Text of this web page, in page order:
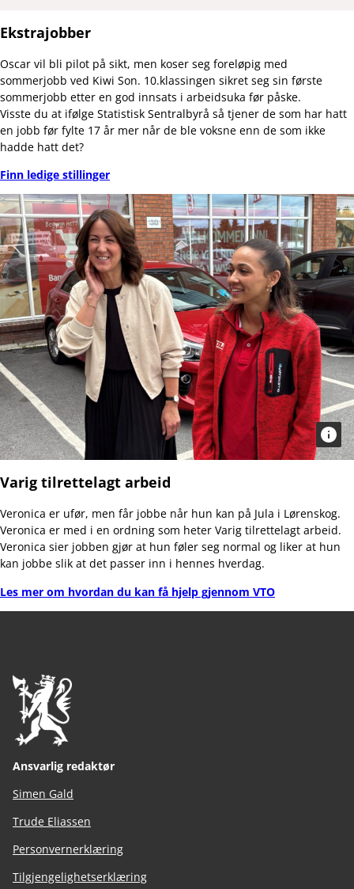
Ekstrajobber
Oscar vil bli pilot på sikt, men koser seg foreløpig med
sommerjobb ved Kiwi Son. 10.klassingen sikret seg sin første
sommerjobb etter en god innsats i arbeidsuka før påske.
Visste du at ifølge Statistisk Sentralbyrå så tjener de som har hatt
en jobb før fylte 17 år mer når de ble voksne enn de som ikke
hadde hatt det?
Finn ledige stillinger
Varig tilrettelagt arbeid
Veronica er ufør, men får jobbe når hun kan på Jula i Lørenskog.
Veronica er med i en ordning som heter Varig tilrettelagt arbeid.
Veronica sier jobben gjør at hun føler seg normal og liker at hun
kan jobbe slik at det passer inn i hennes hverdag.
Les mer om hvordan du kan få hjelp gjennom VTO
Ansvarlig redaktør
Simen Gald
Trude Eliassen
Personvernerklæring
Tilgjengelighetserklæring